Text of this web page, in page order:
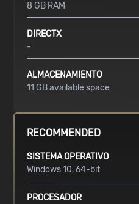
8 GB RAM
DIRECTX
-
ALMACENAMIENTO
11 GB available space
RECOMMENDED
SISTEMA OPERATIVO
Windows 10, 64-bit
PROCESADOR